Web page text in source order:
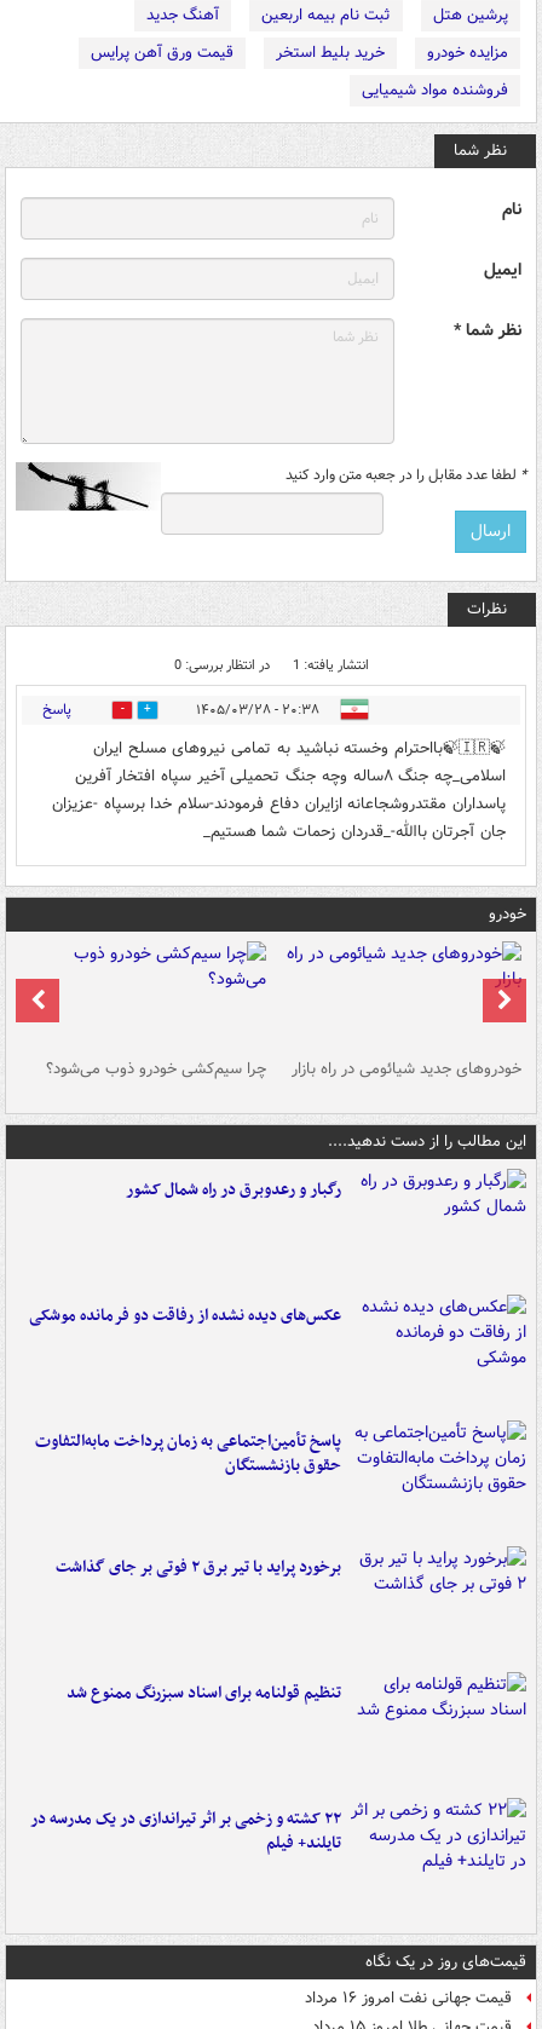
پرشین هتل
ثبت نام بیمه اربعین
آهنگ جدید
مزایده خودرو
خرید بلیط استخر
قیمت ورق آهن پرایس
فروشنده مواد شیمیایی
نظر شما
نام
ایمیل
نظر شما *
* لطفا عدد مقابل را در جعبه متن وارد کنید
نظرات
انتشار یافته: 1 در انتظار بررسی: 0
۲۰:۳۸ - ۱۴۰۵/۰۳/۲۸ 0 پاسخ
🍃🇮🇷🍃بااحترام وخسته نباشید به تمامی نیروهای مسلح ایران
اسلامی_چه جنگ ۸ساله وچه جنگ تحمیلی آخیر سپاه افتخار آفرین
پاسداران مقتدر‌وشجاعانه ازایران دفاع فرمودند-سلام خدا برسپاه -عزیزان
جان آجرتان باالله-_قدردان زحمات شما هستیم_
خودرو
خودروهای جدید شیائومی در راه بازار چرا سیم‌کشی خودرو ذوب می‌شود؟
این مطالب را از دست ندهید....
رگبار و رعدوبرق در راه شمال کشور
عکس‌های دیده نشده از رفاقت دو فرمانده‌ موشکی
پاسخ تأمین‌اجتماعی به زمان پرداخت مابه‌التفاوت
حقوق بازنشستگان
برخورد پراید با تیر برق ۲ فوتی بر جای گذاشت
تنظیم قولنامه برای اسناد سبزرنگ ممنوع شد
۲۲ کشته و زخمی بر اثر تیراندازی در یک مدرسه در
تایلند+ فیلم
قیمت‌های روز در یک نگاه
قیمت جهانی نفت امروز ۱۶ مرداد